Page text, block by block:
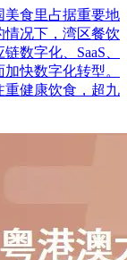
美食里占据重要地
情况下，湾区餐饮
数字化、SaaS、
快数字化转型。
重健康饮食，超九